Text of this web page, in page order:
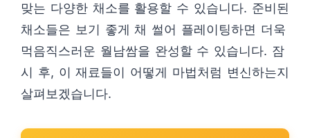
맞는 다양한 채소를 활용할 수 있습니다. 준비된
채소들은 보기 좋게 채 썰어 플레이팅하면 더욱
먹음직스러운 월남쌈을 완성할 수 있습니다. 잠
시 후, 이 재료들이 어떻게 마법처럼 변신하는지
살펴보겠습니다.